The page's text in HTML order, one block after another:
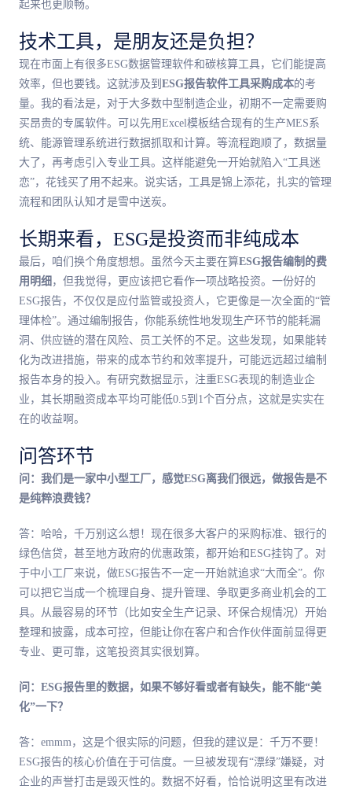
起来也更顺畅。
技术工具，是朋友还是负担？
现在市面上有很多ESG数据管理软件和碳核算工具，它们能提高
效率，但也要钱。这就涉及到 ESG报告软件工具采购成本的考
量。我的看法是，对于大多数中型制造企业，初期不一定需要购
买昂贵的专属软件。可以先用Excel模板结合现有的生产MES系
统、能源管理系统进行数据抓取和计算。等流程跑顺了，数据量
大了，再考虑引入专业工具。这样能避免一开始就陷入“工具迷
恋”，花钱买了用不起来。说实话，工具是锦上添花，扎实的管理
流程和团队认知才是雪中送炭。
长期来看，ESG是投资而非纯成本
最后，咱们换个角度想想。虽然今天主要在算ESG报告编制的费
用明细 ，但我觉得，更应该把它看作一项战略投资。一份好的
ESG报告，不仅仅是应付监管或投资人，它更像是一次全面的“管
理体检”。通过编制报告，你能系统性地发现生产环节的能耗漏
洞、供应链的潜在风险、员工关怀的不足。这些发现，如果能转
化为改进措施，带来的成本节约和效率提升，可能远远超过编制
报告本身的投入。有研究数据显示，注重ESG表现的制造业企
业，其长期融资成本平均可能低0.5到1个百分点，这就是实实在
在的收益啊。
问答环节
问：我们是一家中小型工厂，感觉ESG离我们很远，做报告是不
是纯粹浪费钱？
答：哈哈，千万别这么想！现在很多大客户的采购标准、银行的
绿色信贷，甚至地方政府的优惠政策，都开始和ESG挂钩了。对
于中小工厂来说，做ESG报告不一定一开始就追求“大而全”。你
可以把它当成一个梳理自身、提升管理、争取更多商业机会的工
具。从最容易的环节（比如安全生产记录、环保合规情况）开始
整理和披露，成本可控，但能让你在客户和合作伙伴面前显得更
专业、更可靠，这笔投资其实很划算。
问：ESG报告里的数据，如果不够好看或者有缺失，能不能“美
化”一下？
答：emmm，这是个很实际的问题，但我的建议是：千万不要！
ESG报告的核心价值在于可信度。一旦被发现有“漂绿”嫌疑，对
企业的声誉打击是毁灭性的。数据不好看，恰恰说明这里有改进